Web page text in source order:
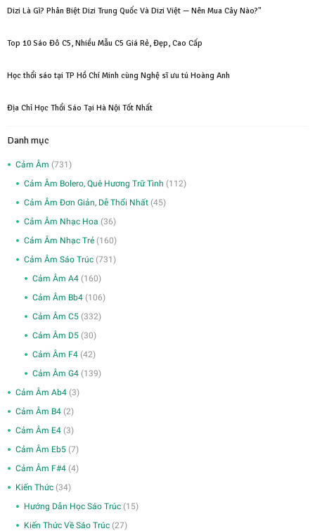
Dizi Là Gì? Phân Biệt Dizi Trung Quốc Và Dizi Việt — Nên Mua Cây Nào?"
Top 10 Sáo Đô C5, Nhiều Mẫu C5 Giá Rẻ, Đẹp, Cao Cấp
Học thổi sáo tại TP Hồ Chí Minh cùng Nghệ sĩ ưu tú Hoàng Anh
Địa Chỉ Học Thổi Sáo Tại Hà Nội Tốt Nhất
Danh mục
Cảm Âm (731)
Cảm Âm Bolero, Quê Hương Trữ Tình (112)
Cảm Âm Đơn Giản, Dễ Thổi Nhất (45)
Cảm Âm Nhạc Hoa (36)
Cảm Âm Nhạc Trẻ (160)
Cảm Âm Sáo Trúc (731)
Cảm Âm A4 (160)
Cảm Âm Bb4 (106)
Cảm Âm C5 (332)
Cảm Âm D5 (30)
Cảm Âm F4 (42)
Cảm Âm G4 (139)
Cảm Âm Ab4 (3)
Cảm Âm B4 (2)
Cảm Âm E4 (3)
Cảm Âm Eb5 (7)
Cảm Âm F#4 (4)
Kiến Thức (34)
Hướng Dẫn Học Sáo Trúc (15)
Kiến Thức Về Sáo Trúc (27)